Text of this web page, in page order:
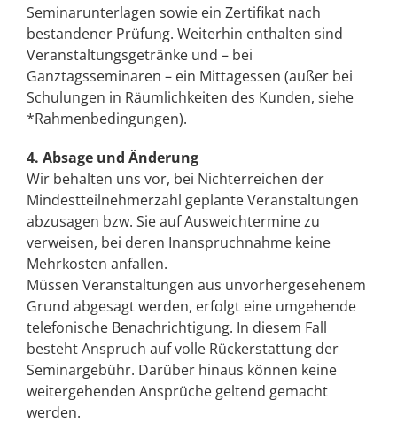
Seminarunterlagen sowie ein Zertifikat nach
bestandener Prüfung. Weiterhin enthalten sind
Veranstaltungsgetränke und – bei
Ganztagsseminaren – ein Mittagessen (außer bei
Schulungen in Räumlichkeiten des Kunden, siehe
*Rahmenbedingungen).
4. Absage und Änderung
Wir behalten uns vor, bei Nichterreichen der
Mindestteilnehmerzahl geplante Veranstaltungen
abzusagen bzw. Sie auf Ausweichtermine zu
verweisen, bei deren Inanspruchnahme keine
Mehrkosten anfallen.
Müssen Veranstaltungen aus unvorhergesehenem
Grund abgesagt werden, erfolgt eine umgehende
telefonische Benachrichtigung. In diesem Fall
besteht Anspruch auf volle Rückerstattung der
Seminargebühr. Darüber hinaus können keine
weitergehenden Ansprüche geltend gemacht
werden.